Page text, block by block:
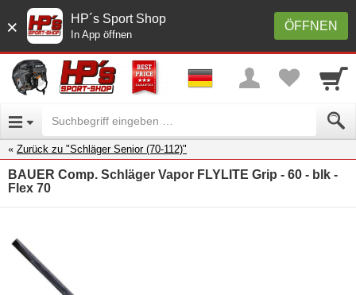
× ÖFFNEN
HP´s Sport Shop
In App öffnen
Zurück zu "Schläger Senior (70-112)"
BAUER Comp. Schläger Vapor FLYLITE Grip - 60 - blk -
Flex 70